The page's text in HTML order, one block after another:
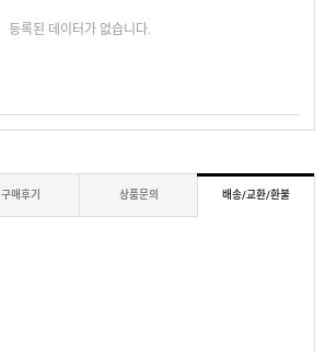
등록된 데이터가 없습니다.
구매후기 상품문의 배송/교환/환불